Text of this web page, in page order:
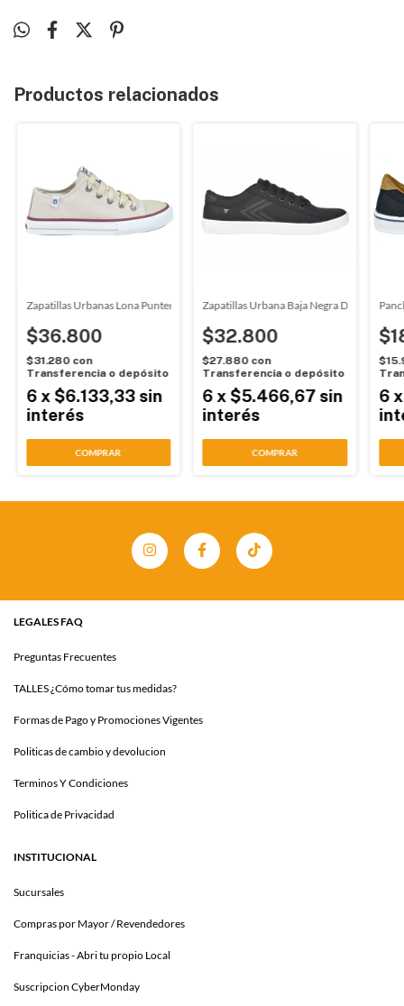
Productos relacionados
Azul Wembly (0802)
Zapatillas Urbanas Lona Puntera Lino Rave (10001)
$36.800
$31.280 con
Transferencia o depósito
6 x$6.133,33 sin
interés
COMPRAR
Zapatillas Urbana Baja Negra Deli (7331)
$32.800
$27.880 con
Transferencia o depósito
6 x$5.466,67 sin
interés
COMPRAR
6
LEGALES FAQ
Preguntas Frecuentes
TALLES ¿Cómo tomar tus medidas?
Formas de Pago y Promociones Vigentes
Politicas de cambio y devolucion
Terminos Y Condiciones
Politica de Privacidad
INSTITUCIONAL
Sucursales
Compras por Mayor / Revendedores
Franquicias - Abri tu propio Local
Suscripcion CyberMonday